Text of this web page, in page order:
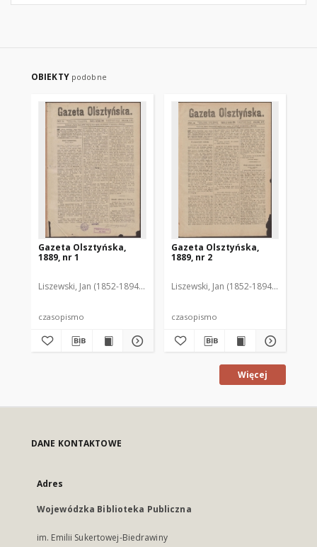
OBIEKTY podobne
Gazeta Olsztyńska,
1889, nr 1
Liszewski, Jan (1852-1894). Red.
czasopismo
Gazeta Olsztyńska,
1889, nr 2
Liszewski, Jan (1852-1894). Red.
czasopismo
Więcej
DANE KONTAKTOWE
Adres
Wojewódzka Biblioteka Publiczna
im. Emilii Sukertowej-Biedrawiny